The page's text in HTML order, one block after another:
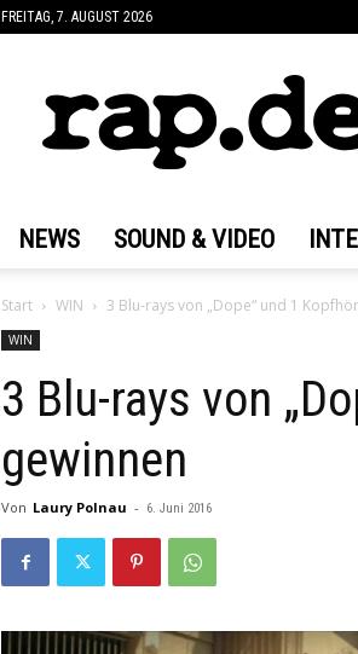
FREITAG, 7. AUGUST 2026
NEWS SOUND & VIDEO
Start WIN 3 Blu-rays von „Dope“ und 1
WIN
3 Blu-rays von
gewinnen
Von Laury Polnau - 6. Juni 2016